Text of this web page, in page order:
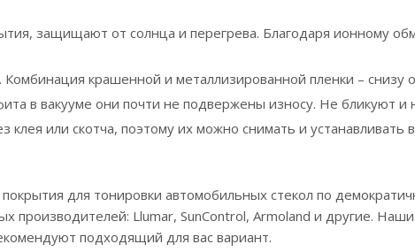
защищают от солнца и перегрева. Благодаря ионному
крашенной и металлизированной пленки – снизу
в вакууме они почти не подвержены износу. Не бликуют
или скотча, поэтому их можно снимать и устанавливать
для тонировки автомобильных стекол по
производителей: Llumar, SunControl, Armoland и другие.
подходящий для вас вариант.